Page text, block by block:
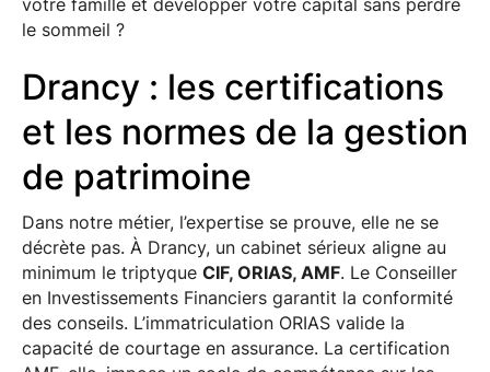
votre famille et développer votre capital sans perdre
le sommeil ?
Drancy : les certifications
et les normes de la gestion
de patrimoine
Dans notre métier, l’expertise se prouve, elle ne se
décrète pas. À Drancy, un cabinet sérieux aligne au
minimum le triptyque CIF, ORIAS, AMF. Le Conseiller
en Investissements Financiers garantit la conformité
des conseils. L’immatriculation ORIAS valide la
capacité de courtage en assurance. La certification